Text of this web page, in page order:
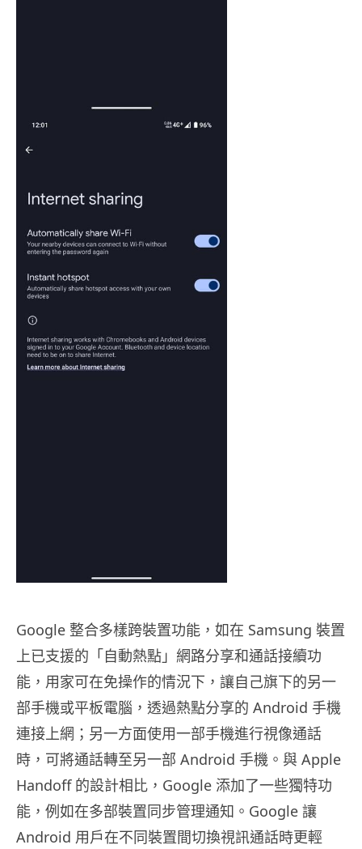
Google 整合多樣跨裝置功能，如在 Samsung 裝置
上已支援的「自動熱點」網路分享和通話接續功
能，用家可在免操作的情況下，讓自己旗下的另一
部手機或平板電腦，透過熱點分享的 Android 手機
連接上網；另一方面使用一部手機進行視像通話
時，可將通話轉至另一部 Android 手機。與 Apple
Handoff 的設計相比，Google 添加了一些獨特功
能，例如在多部裝置同步管理通知。Google 讓
Android 用戶在不同裝置間切換視訊通話時更輕